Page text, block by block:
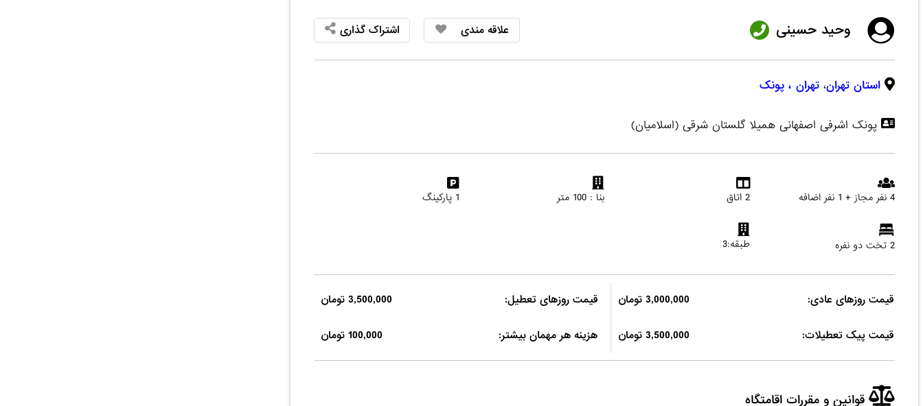
وحید حسینی علاقه مندی اشتراک گذاری
استان تهران، تهران ، پونک
پونک اشرفی اصفهانی همیلا گلستان شرقی (اسلامیان)
4 نفر مجاز + 1 نفر اضافه 2 اتاق بنا : 100 متر 1 پارکینگ
2 تخت دو نفره طبقه:3
قیمت روزهای عادی: 3,000,000 تومان قیمت روزهای تعطیل: 3,500,000 تومان
قیمت پیک تعطیلات: 3,500,000 تومان هزینه هر مهمان بیشتر: 100,000 تومان
قوانین و مقررات اقامتگاه